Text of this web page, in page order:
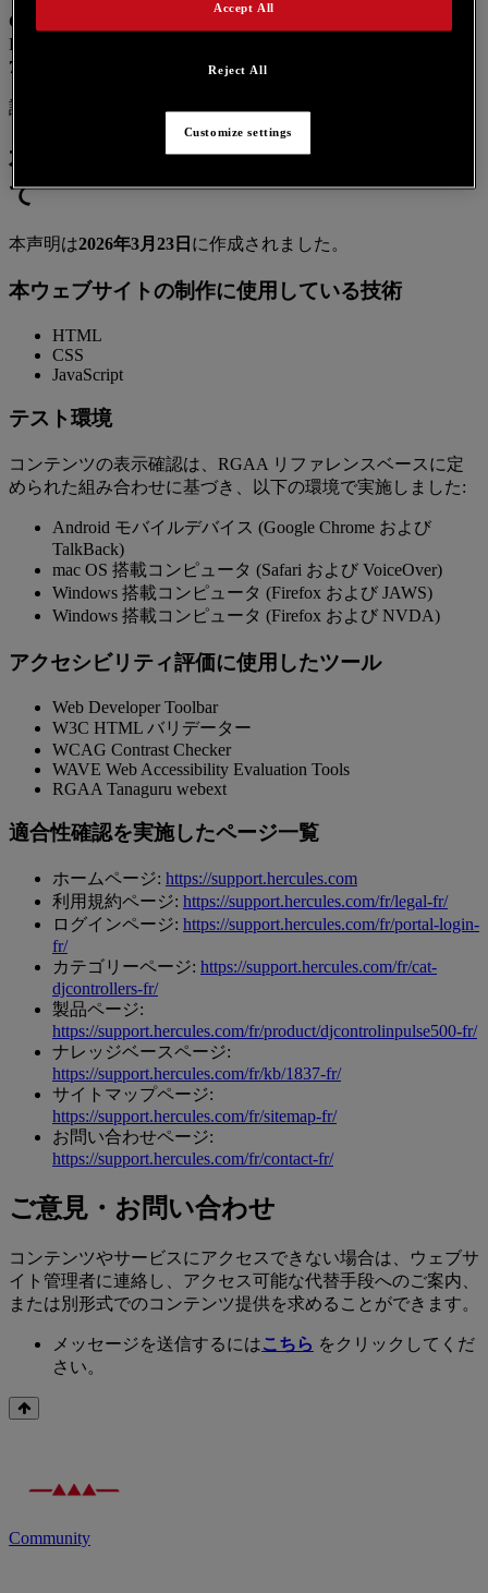
Guillemot Corporation S.A.
RGAA ガイドラインバージョン4.1.2に定められた基準の
73%
を満たしていることが確認されました。
詳細な監査レポートはこちらからご覧いただけます。
本アクセシビリティ声明の作成につい
て
本声明は2026年3月23日 に作成されました。
本ウェブサイトの制作に使用している技術
HTML
CSS
JavaScript
テスト環境
コンテンツの表示確認は、RGAA リファレンスベースに定
められた組み合わせに基づき、以下の環境で実施しました:
Android モバイルデバイス (Google Chrome および
TalkBack)
mac OS 搭載コンピュータ (Safari および VoiceOver)
Windows 搭載コンピュータ (Firefox および JAWS)
Windows 搭載コンピュータ (Firefox および NVDA)
アクセシビリティ評価に使用したツール
Web Developer Toolbar
W3C HTML バリデーター
WCAG Contrast Checker
WAVE Web Accessibility Evaluation Tools
RGAA Tanaguru webext
適合性確認を実施したページ一覧
ホームページ: https://support.hercules.com
利用規約ページ: https://support.hercules.com/fr/legal-fr/
ログインページ: https://support.hercules.com/fr/portal-login-
fr/
カテゴリーページ: https://support.hercules.com/fr/cat-
djcontrollers-fr/
製品ページ:
https://support.hercules.com/fr/product/djcontrolinpulse500-fr/
ナレッジベースページ:
https://support.hercules.com/fr/kb/1837-fr/
サイトマップページ:
https://support.hercules.com/fr/sitemap-fr/
お問い合わせページ:
https://support.hercules.com/fr/contact-fr/
ご意見・お問い合わせ
コンテンツやサービスにアクセスできない場合は、ウェブサ
イト管理者に連絡し、アクセス可能な代替手段へのご案内、
または別形式でのコンテンツ提供を求めることができます。
メッセージを送信するにはこちら をクリックしてくだ
さい。
Community
Reject All
Accept All
Customize settings